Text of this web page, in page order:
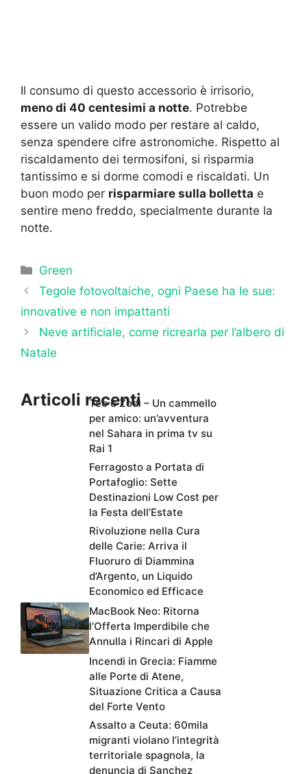
Il consumo di questo accessorio è irrisorio,
meno di 40 centesimi a notte. Potrebbe
essere un valido modo per restare al caldo,
senza spendere cifre astronomiche. Rispetto al
riscaldamento dei termosifoni, si risparmia
tantissimo e si dorme comodi e riscaldati. Un
buon modo per risparmiare sulla bolletta e
sentire meno freddo, specialmente durante la
notte.
Categorie
Green
Tegole fotovoltaiche, ogni Paese ha le sue:
innovative e non impattanti
Neve artificiale, come ricrearla per l’albero di
Natale
Articoli recentiTeo e Zodì – Un cammello
per amico: un’avventura
nel Sahara in prima tv su
Rai 1
Ferragosto a Portata di
Portafoglio: Sette
Destinazioni Low Cost per
la Festa dell’Estate
Rivoluzione nella Cura
delle Carie: Arriva il
Fluoruro di Diammina
d’Argento, un Liquido
Economico ed Efficace
MacBook Neo: Ritorna
l’Offerta Imperdibile che
Annulla i Rincari di Apple
Incendi in Grecia: Fiamme
alle Porte di Atene,
Situazione Critica a Causa
del Forte Vento
Assalto a Ceuta: 60mila
migranti violano l’integrità
territoriale spagnola, la
denuncia di Sanchez